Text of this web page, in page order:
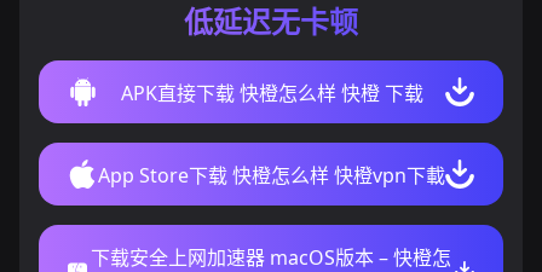
低延迟无卡顿
APK直接下载 快橙怎么样 快橙 下载
App Store下载 快橙怎么样 快橙vpn下載
下载安全上网加速器 macOS版本 – 快橙怎